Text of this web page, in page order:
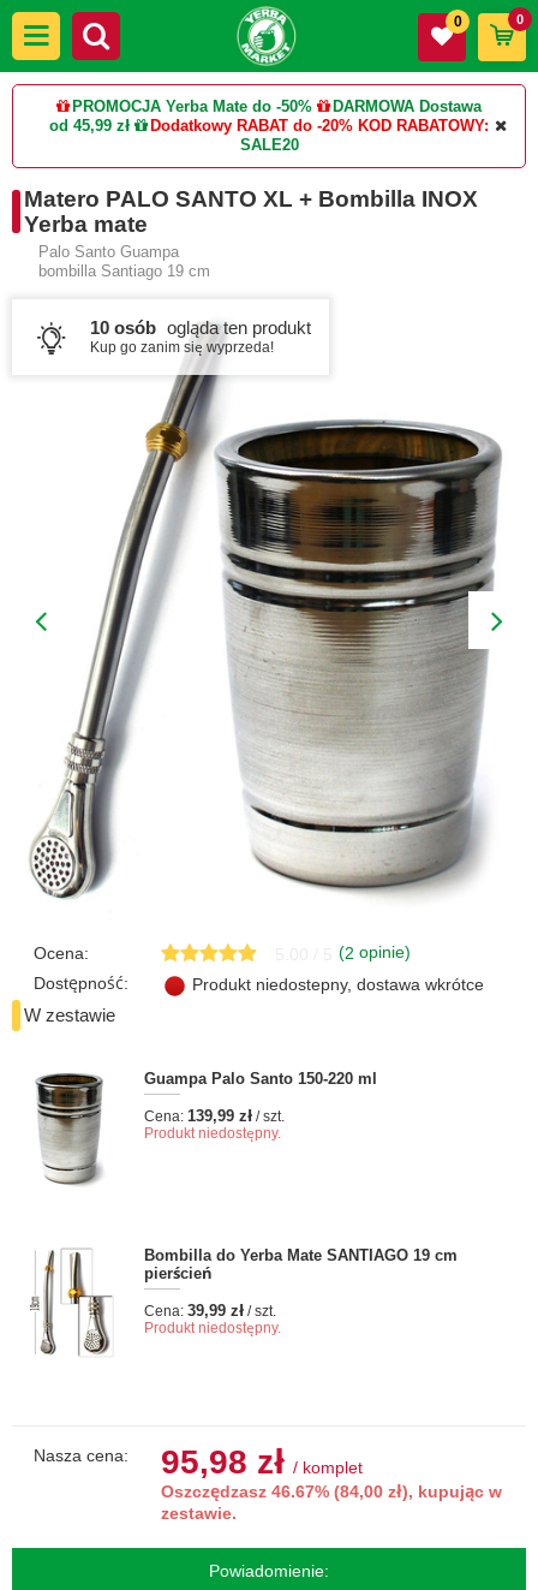
PROMOCJA Yerba Mate do -50%
DARMOWA Dostawa
od 45,99 zł
Dodatkowy RABAT do -20% KOD RABATOWY:
SALE20
0 0
Matero PALO SANTO XL + Bombilla INOX
Yerba mate
Palo Santo Guampa
bombilla Santiago 19 cm
10 osób ogląda ten produkt
Kup go zanim się wyprzeda!
Ocena: (2 opinie)
Dostępność:
Produkt niedostepny, dostawa wkrótce
W zestawie
Guampa Palo Santo 150-220 ml
Cena: 139,99 zł / szt.
Produkt niedostępny.
Bombilla do Yerba Mate SANTIAGO 19 cm
pierścień
Cena: 39,99 zł / szt.
Produkt niedostępny.
Nasza cena: 95,98 zł / komplet
Oszczędzasz 46.67% (84,00 zł), kupując w
zestawie.
Powiadomienie: